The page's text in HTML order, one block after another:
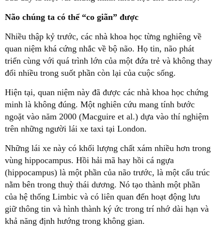
Não chúng ta có thể “co giãn” được
Nhiều thập kỷ trước, các nhà khoa học từng nghiêng về
quan niệm khá cứng nhắc về bộ não. Họ tin, não phát
triển cùng với quá trình lớn của một đứa trẻ và không thay
đổi nhiều trong suốt phần còn lại của cuộc sống.
Hiện tại, quan niệm này đã được các nhà khoa học chứng
minh là không đúng. Một nghiên cứu mang tính bước
ngoặt vào năm 2000 (Macguire et al.) dựa vào thí nghiệm
trên những người lái xe taxi tại London.
Những lái xe này có khối lượng chất xám nhiều hơn trong
vùng hippocampus. Hồi hải mã hay hồi cá ngựa
(hippocampus) là một phần của não trước, là một cấu trúc
nằm bên trong thuỳ thái dương. Nó tạo thành một phần
của hệ thống Limbic và có liên quan đến hoạt động lưu
giữ thông tin và hình thành ký ức trong trí nhớ dài hạn và
khả năng định hướng trong không gian.